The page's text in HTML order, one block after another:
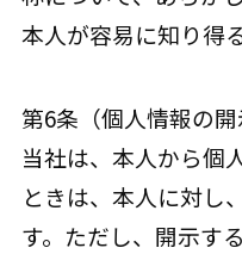
本人が容易に知り得
第6条（個人情報の開
当社は、本人から個
ときは、本人に対し
す。ただし、開示す